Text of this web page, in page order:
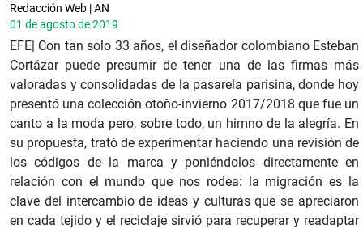
Redacción Web | AN
01 de agosto de 2019
EFE| Con tan solo 33 años, el diseñador colombiano Esteban
Cortázar puede presumir de tener una de las firmas más
valoradas y consolidadas de la pasarela parisina, donde hoy
presentó una colección otoño-invierno 2017/2018 que fue un
canto a la moda pero, sobre todo, un himno de la alegría. En
su propuesta, trató de experimentar haciendo una revisión de
los códigos de la marca y poniéndolos directamente en
relación con el mundo que nos rodea: la migración es la
clave del intercambio de ideas y culturas que se apreciaron
en cada tejido y el reciclaje sirvió para recuperar y readaptar